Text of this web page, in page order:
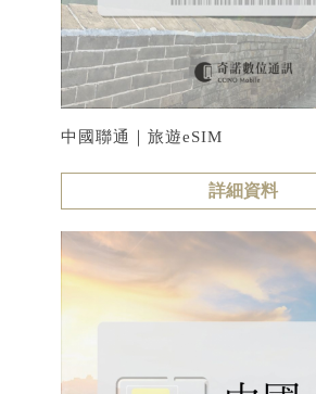
中國聯通｜旅遊eSIM
詳細資料